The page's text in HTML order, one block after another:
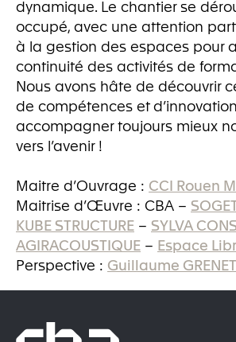
dynamique. Le chantier se
occupé, avec une attention
à la gestion des espaces pour
continuité des activités de
Nous avons hâte de découvrir
de compétences et
accompagner toujours mieux
vers l’avenir !
Maitre d’Ouvrage : CCI Rouen
Maitrise d’Œuvre : CBA –
KUBE STRUCTURE – SYLVA
AGIRACOUSTIQUE – Espace
Perspective : Guillaume GRENET